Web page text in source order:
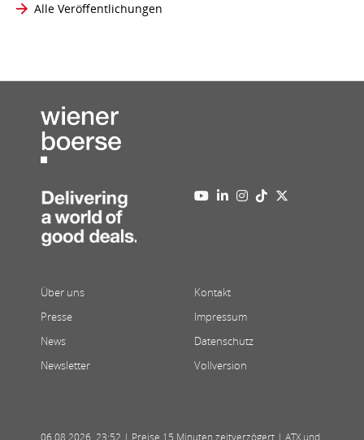
Alle Veröffentlichungen
Über uns
Presse
News
Newsletter
Kontakt
Impressum
Datenschutz
Vollversion
06.08.2026 23:52 | Preise 15 Minuten zeitverzögert | ATX und